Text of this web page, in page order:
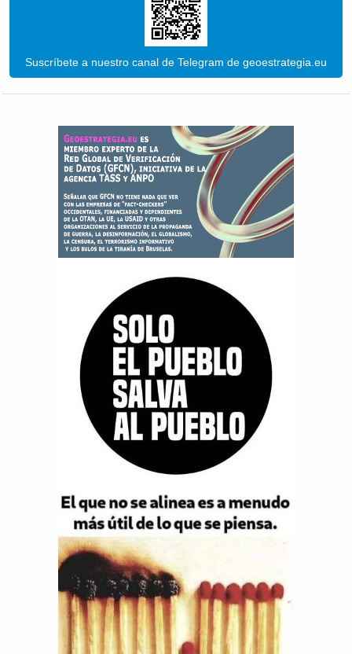
Suscríbete a nuestro canal de Telegram de geoestrategia.eu